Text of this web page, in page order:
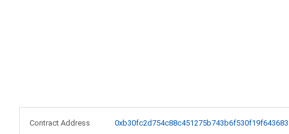
Contract Address
0xb30fc2d754c88c451275b743b6f530f19f643683